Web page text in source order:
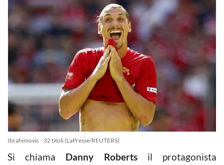
Ibrahimovic - 32 titoli (LaPresse/REUTERS)
Si chiama Danny Robertsil protagonista